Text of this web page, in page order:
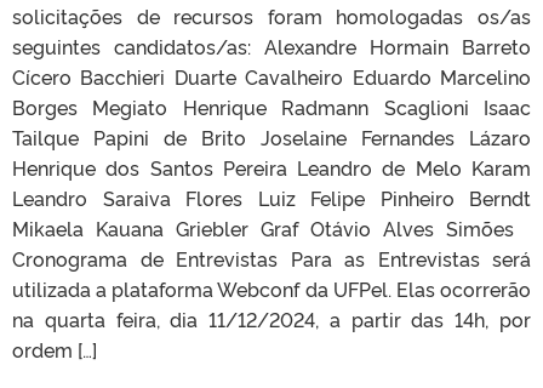
solicitações de recursos foram homologadas os/as
seguintes candidatos/as: Alexandre Hormain Barreto
Cícero Bacchieri Duarte Cavalheiro Eduardo Marcelino
Borges Megiato Henrique Radmann Scaglioni Isaac
Tailque Papini de Brito Joselaine Fernandes Lázaro
Henrique dos Santos Pereira Leandro de Melo Karam
Leandro Saraiva Flores Luiz Felipe Pinheiro Berndt
Mikaela Kauana Griebler Graf Otávio Alves Simões
Cronograma de Entrevistas Para as Entrevistas será
utilizada a plataforma Webconf da UFPel. Elas ocorrerão
na quarta feira, dia 11/12/2024, a partir das 14h, por
ordem […]